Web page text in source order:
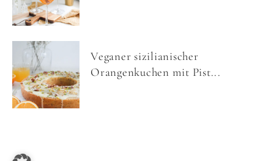
Veganer sizilianischer
Orangenkuchen mit Pist...